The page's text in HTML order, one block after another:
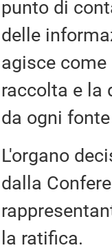
punto di
delle
agisce
raccolta e la
da ogni
L'organo
dalla
la ratifica.